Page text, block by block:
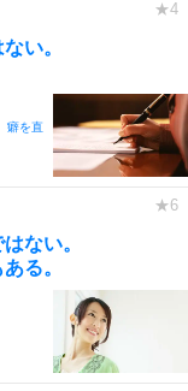
い。
癖を直
ない。
る。